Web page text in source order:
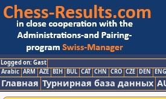
Logged on: Gast
Arabic ARM AZE BIH BUL CAT CHN CRO CZE DEN ENG
Главная Турнирная база данных